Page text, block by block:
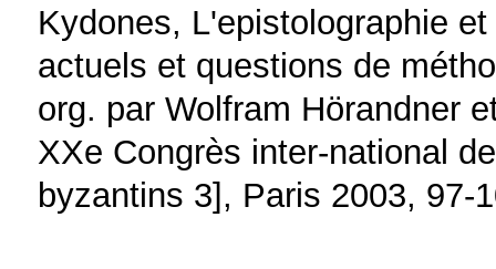
Kydones, L'epistolographie
actuels et questions de
org. par Wolfram Hörandner
XXe Congrès inter-national
byzantins 3], Paris 2003, 97-